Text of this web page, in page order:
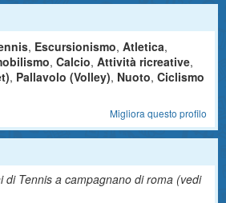
, Escursionismo, Atletica,
, Calcio, Attività ricreative,
, Pallavolo (Volley), Nuoto, Ciclismo
Migliora questo profilo
di Tennis a campagnano di roma (vedi